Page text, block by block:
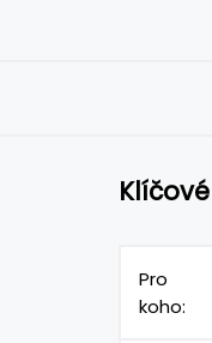
Pro
koho: